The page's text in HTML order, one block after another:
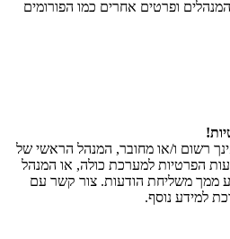
ופרטים אחרים כמו הפורומים
רשום ו/או מחובר, המנהל הראשי של
הפרטיות למערכת כולה, או המנהל
ממך משליחת הודעות. צור קשר עם
למידע נוסף.